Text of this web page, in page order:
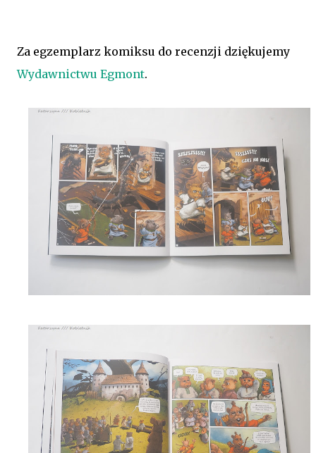
Za egzemplarz komiksu do recenzji dziękujemy
Wydawnictwu Egmont.